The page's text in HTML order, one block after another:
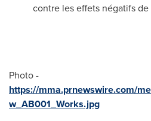
contre les effets négatifs
Photo -
https://mma.prnewswire.com/
w_AB001_Works.jpg